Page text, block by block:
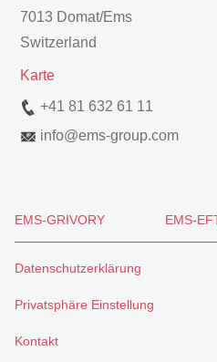
7013 Domat/Ems
Switzerland
Karte
+41 81 632 61 11
info@ems-group.com
EMS-GRIVORY EMS-
Datenschutzerklärung
Privatsphäre Einstellung
Kontakt